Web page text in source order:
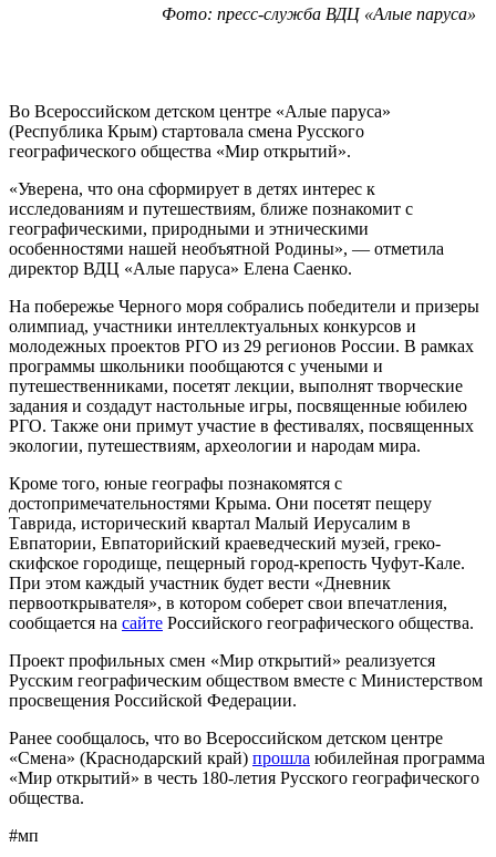
Фото: пресс-служба ВДЦ «Алые паруса»
Во Всероссийском детском центре «Алые паруса»
(Республика Крым) стартовала смена Русского
географического общества «Мир открытий».
«Уверена, что она сформирует в детях интерес к
исследованиям и путешествиям, ближе познакомит с
географическими, природными и этническими
особенностями нашей необъятной Родины», — отметила
директор ВДЦ «Алые паруса» Елена Саенко.
На побережье Черного моря собрались победители и призеры
олимпиад, участники интеллектуальных конкурсов и
молодежных проектов РГО из 29 регионов России. В рамках
программы школьники пообщаются с учеными и
путешественниками, посетят лекции, выполнят творческие
задания и создадут настольные игры, посвященные юбилею
РГО. Также они примут участие в фестивалях, посвященных
экологии, путешествиям, археологии и народам мира.
Кроме того, юные географы познакомятся с
достопримечательностями Крыма. Они посетят пещеру
Таврида, исторический квартал Малый Иерусалим в
Евпатории, Евпаторийский краеведческий музей, греко-
скифское городище, пещерный город-крепость Чуфут-Кале.
При этом каждый участник будет вести «Дневник
первооткрывателя», в котором соберет свои впечатления,
сообщается на сайте Российского географического общества.
Проект профильных смен «Мир открытий» реализуется
Русским географическим обществом вместе с Министерством
просвещения Российской Федерации.
Ранее сообщалось, что во Всероссийском детском центре
«Смена» (Краснодарский край) прошла юбилейная программа
«Мир открытий» в честь 180-летия Русского географического
общества.
#мп